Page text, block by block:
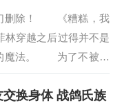
们删除！ 《糟糕，我
越之后过得并不是
的魔法。 为了不被人
...
换身体 战鸽氏族